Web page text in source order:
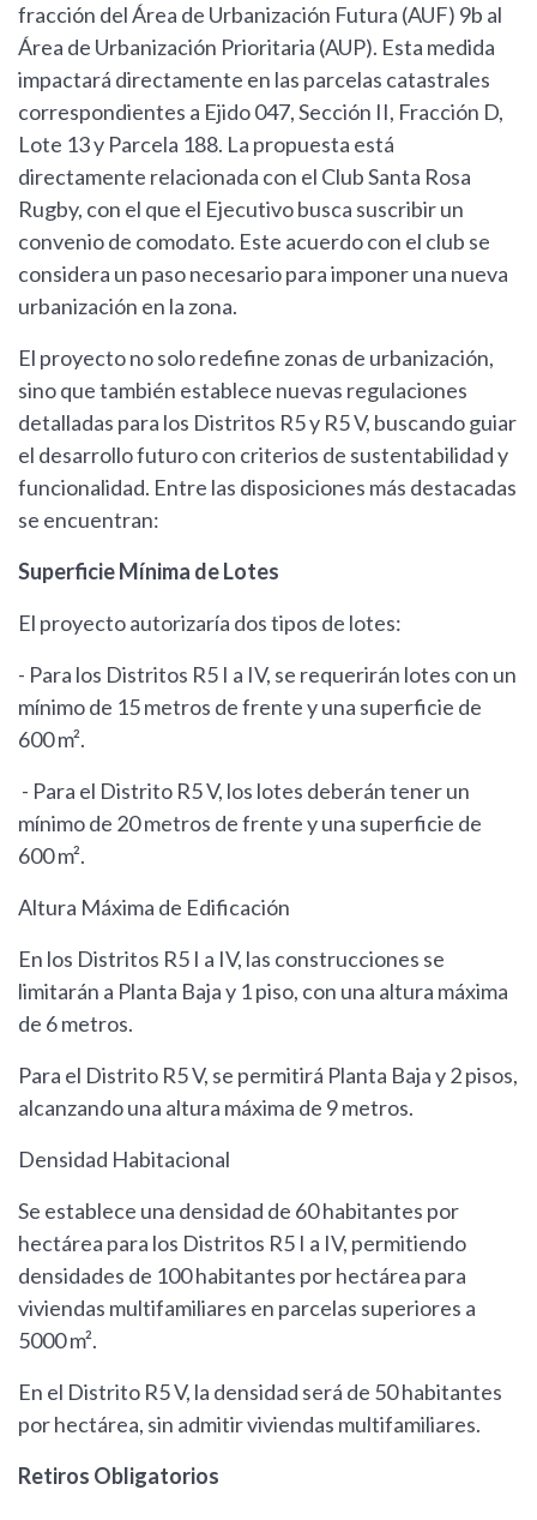
fracción del Área de Urbanización Futura (AUF) 9b al
Área de Urbanización Prioritaria (AUP). Esta medida
impactará directamente en las parcelas catastrales
correspondientes a Ejido 047, Sección II, Fracción D,
Lote 13 y Parcela 188. La propuesta está
directamente relacionada con el Club Santa Rosa
Rugby, con el que el Ejecutivo busca suscribir un
convenio de comodato. Este acuerdo con el club se
considera un paso necesario para imponer una nueva
urbanización en la zona.
El proyecto no solo redefine zonas de urbanización,
sino que también establece nuevas regulaciones
detalladas para los Distritos R5 y R5 V, buscando guiar
el desarrollo futuro con criterios de sustentabilidad y
funcionalidad. Entre las disposiciones más destacadas
se encuentran:
Superficie Mínima de Lotes
El proyecto autorizaría dos tipos de lotes:
- Para los Distritos R5 I a IV, se requerirán lotes con un
mínimo de 15 metros de frente y una superficie de
600 m².
- Para el Distrito R5 V, los lotes deberán tener un
mínimo de 20 metros de frente y una superficie de
600 m².
Altura Máxima de Edificación
En los Distritos R5 I a IV, las construcciones se
limitarán a Planta Baja y 1 piso, con una altura máxima
de 6 metros.
Para el Distrito R5 V, se permitirá Planta Baja y 2 pisos,
alcanzando una altura máxima de 9 metros.
Densidad Habitacional
Se establece una densidad de 60 habitantes por
hectárea para los Distritos R5 I a IV, permitiendo
densidades de 100 habitantes por hectárea para
viviendas multifamiliares en parcelas superiores a
5000 m².
En el Distrito R5 V, la densidad será de 50 habitantes
por hectárea, sin admitir viviendas multifamiliares.
Retiros Obligatorios